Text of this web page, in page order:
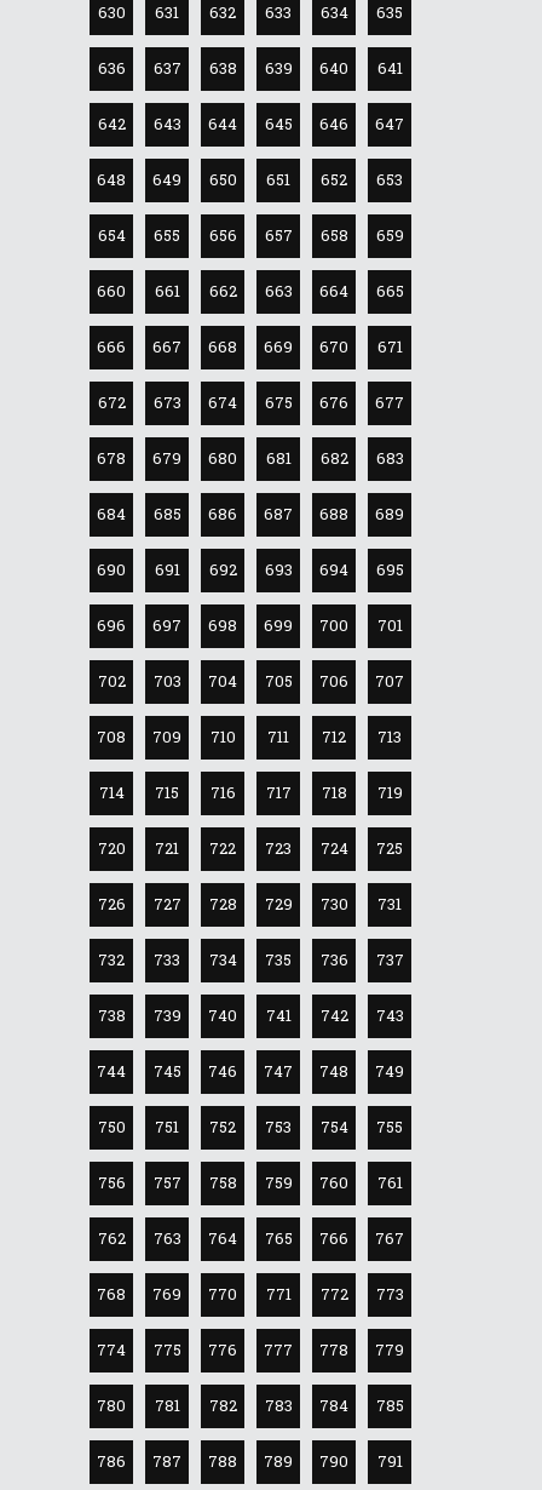
630 631 632 633 634 635
636 637 638 639 640 641
642 643 644 645 646 647
648 649 650 651 652 653
654 655 656 657 658 659
660 661 662 663 664 665
666 667 668 669 670 671
672 673 674 675 676 677
678 679 680 681 682 683
684 685 686 687 688 689
690 691 692 693 694 695
696 697 698 699 700 701
702 703 704 705 706 707
708 709 710 711 712 713
714 715 716 717 718 719
720 721 722 723 724 725
726 727 728 729 730 731
732 733 734 735 736 737
738 739 740 741 742 743
744 745 746 747 748 749
750 751 752 753 754 755
756 757 758 759 760 761
762 763 764 765 766 767
768 769 770 771 772 773
774 775 776 777 778 779
780 781 782 783 784 785
786 787 788 789 790 791